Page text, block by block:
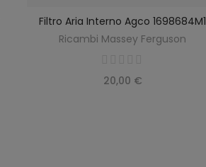
AGGIUNGI AL CARRELLO
Filtro Aria Interno Agco 1698684M1
Ricambi Massey Ferguson
20,00 €